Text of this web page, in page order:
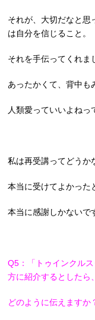
それが、大切だなと思
は自分を信じること。
それを手伝ってくれま
あったかくて、背中も
人類愛っていいよねっ
私は再受講ってどうか
本当に受けてよかった
本当に感謝しかないで
Q5：「トゥインクル
方に紹介するとしたら、
どのように伝えますか